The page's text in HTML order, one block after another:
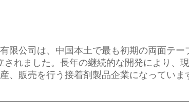
限公司は、中国本土で最も初期の両面テー
されました。長年の継続的な開発により、
、販売を行う接着剤製品企業になっていま